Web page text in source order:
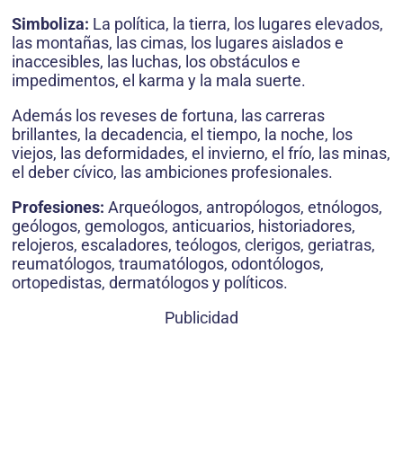
Simboliza: La política, la tierra, los lugares elevados,
las montañas, las cimas, los lugares aislados e
inaccesibles, las luchas, los obstáculos e
impedimentos, el karma y la mala suerte.
Además los reveses de fortuna, las carreras
brillantes, la decadencia, el tiempo, la noche, los
viejos, las deformidades, el invierno, el frío, las minas,
el deber cívico, las ambiciones profesionales.
Profesiones: Arqueólogos, antropólogos, etnólogos,
geólogos, gemologos, anticuarios, historiadores,
relojeros, escaladores, teólogos, clerigos, geriatras,
reumatólogos, traumatólogos, odontólogos,
ortopedistas, dermatólogos y políticos.
Publicidad